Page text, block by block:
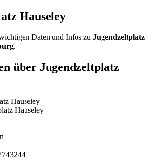
Hauseley
Daten und Infos zu Jugendzeltplatz
.
über Jugendzeltplatz
Hauseley
Hauseley